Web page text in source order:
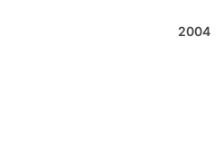
2004